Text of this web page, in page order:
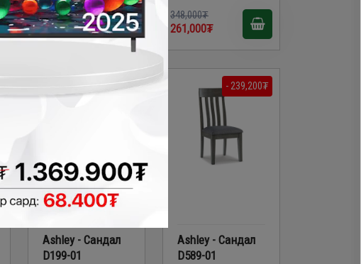
388,000₮
252,200₮
348,000₮
261,000₮
- 79,600₮
Ashley - Сандал
D199-01
- 239,200₮
Ashley - Сандал
D589-01